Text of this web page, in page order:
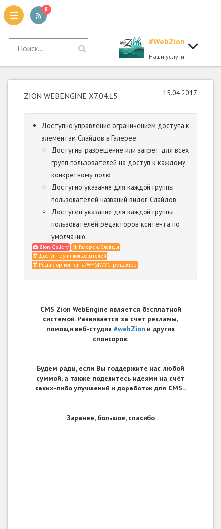
8
#WebZion
Наши услуги
ZION WEBENGINE X7.04.15 15.04.2017
Доступно управление ограничением доступа к
элементам Слайдов в Галерее
Доступны разрешение или запрет для всех
групп пользователей на доступ к каждому
конкретному полю
Доступно указание для каждой группы
пользователей названий видов Слайдов
Доступен указание для каждой группы
пользователей редакторов контента по
умолчанию
Zion Gallery
Галереи/Слайды
Доступ Групп пользователей
Редактор контента/WYSIWYG-редактор
CMS Zion WebEngine является бесплатной
системой. Развивается за счёт рекламы,
помощи веб-студии #webZion и других
спонсоров.
Будем рады, если Вы поддержите нас любой
суммой, а также поделитесь идеями на счёт
каких-либо улучшений и доработок для CMS...
Заранее, большое, спасибо